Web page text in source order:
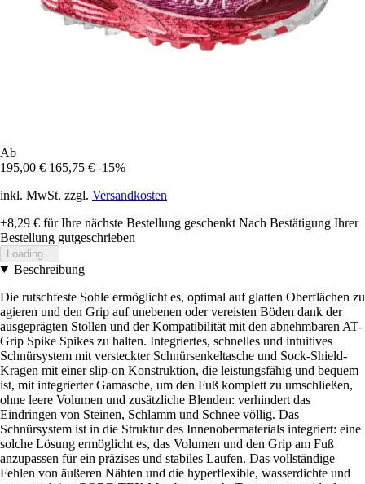
Ab
195,00 € 165,75 € -15%
inkl. MwSt. zzgl. Versandkosten
+8,29 € für Ihre nächste Bestellung geschenkt Nach Bestätigung Ihrer
Bestellung gutgeschrieben
Loading...
Beschreibung
Die rutschfeste Sohle ermöglicht es, optimal auf glatten Oberflächen zu
agieren und den Grip auf unebenen oder vereisten Böden dank der
ausgeprägten Stollen und der Kompatibilität mit den abnehmbaren AT-
Grip Spike Spikes zu halten. Integriertes, schnelles und intuitives
Schnürsystem mit versteckter Schnürsenkeltasche und Sock-Shield-
Kragen mit einer slip-on Konstruktion, die leistungsfähig und bequem
ist, mit integrierter Gamasche, um den Fuß komplett zu umschließen,
ohne leere Volumen und zusätzliche Blenden: verhindert das
Eindringen von Steinen, Schlamm und Schnee völlig. Das
Schnürsystem ist in die Struktur des Innenobermaterials integriert: eine
solche Lösung ermöglicht es, das Volumen und den Grip am Fuß
anzupassen für ein präzises und stabiles Laufen. Das vollständige
Fehlen von äußeren Nähten und die hyperflexible, wasserdichte und